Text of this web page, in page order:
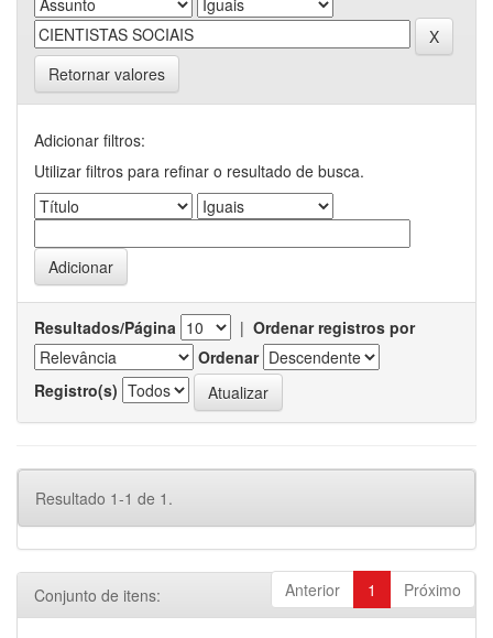
Retornar valores
Adicionar filtros:
Utilizar filtros para refinar o resultado de busca.
Resultados/Página | Ordenar registros por
Ordenar
Registro(s)
Resultado 1-1 de 1.
Anterior 1 Próximo
Conjunto de itens: